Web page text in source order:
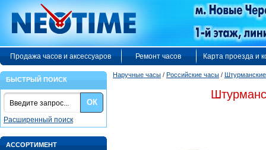
Продажа часов и аксессуаров Ремонт часов Карта проезда и
БЫСТРЫЙ ПОИСК
ОК
Расширенный поиск
АССОРТИМЕНТ
Наручные часы / Российские часы / Штурманские